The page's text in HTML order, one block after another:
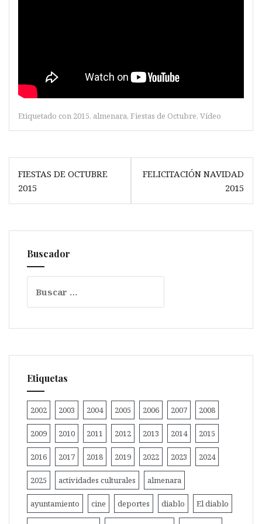
Etiquetado con 2015, almenara, Fiestas de Octubre, Vídeo
Navegación
de
entradas
FIESTAS DE OCTUBRE
2015
FELICITACIÓN NAVIDAD
2015
Buscador
Etiquetas
2002 2003 2004 2005 2006 2007 2008
2009 2010 2011 2012 2013 2014 2015
2016 2017 2018 2019 2022 2023 2024
2025 actividades culturales almenara
ayuntamiento cine deportes diablo El diablo